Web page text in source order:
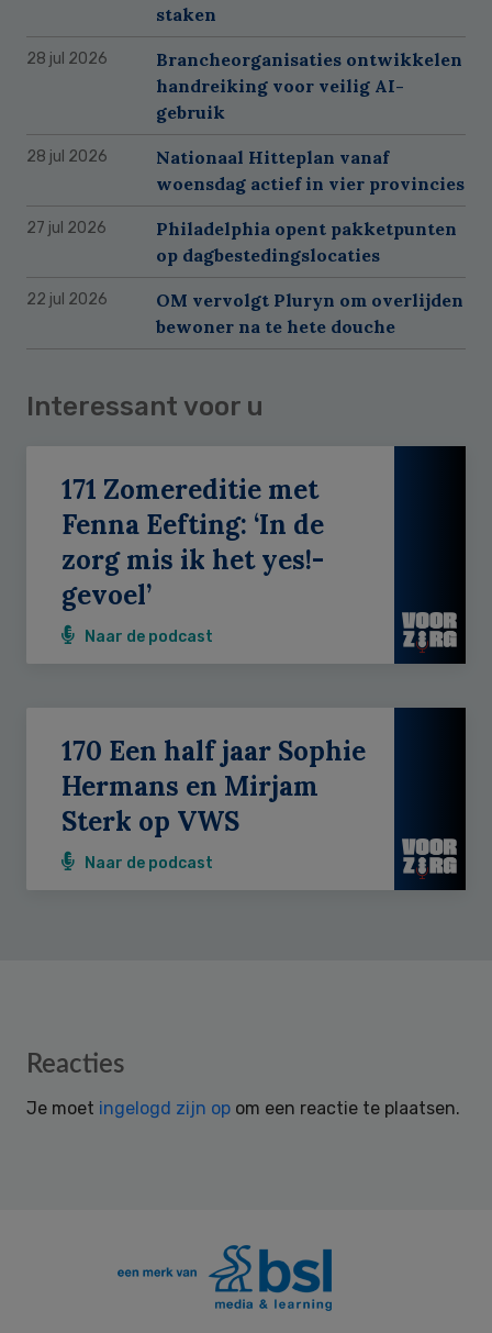
staken
28 jul 2026
Brancheorganisaties ontwikkelen
handreiking voor veilig AI-
gebruik
28 jul 2026
Nationaal Hitteplan vanaf
woensdag actief in vier provincies
27 jul 2026
Philadelphia opent pakketpunten
op dagbestedingslocaties
22 jul 2026
OM vervolgt Pluryn om overlijden
bewoner na te hete douche
Interessant voor u
171 Zomereditie met
Fenna Eefting: ‘In de
zorg mis ik het yes!-
gevoel’
Naar de podcast
170 Een half jaar Sophie
Hermans en Mirjam
Sterk op VWS
Naar de podcast
Reader
Reacties
Je moet ingelogd zijn op om een reactie te plaatsen.